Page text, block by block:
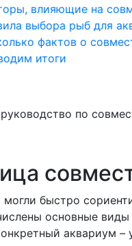
влияющие на
выбора рыб для
фактов о
итоги
быстро
основные
аквариум –